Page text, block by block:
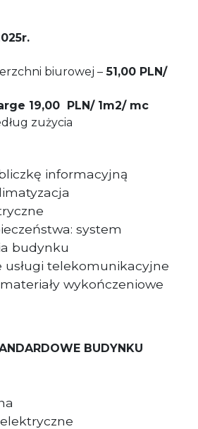
biurowej – 51,00 PLN/
19,00 PLN/ 1m2/ mc
zużycia
informacyjną
system
budynku
usługi telekomunikacyjne
wykończeniowe
BUDYNKU